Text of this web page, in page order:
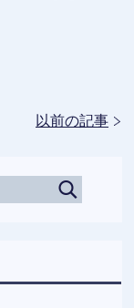
以前の記事